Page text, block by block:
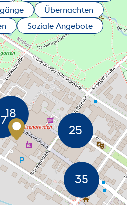
Übernachten
Soziale Angebote